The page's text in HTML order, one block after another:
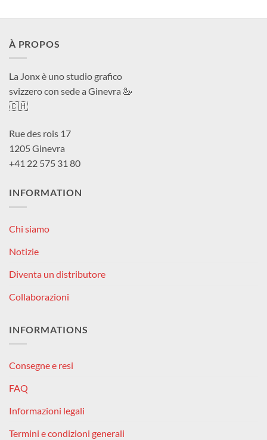
À PROPOS
La Jonx è uno studio grafico
svizzero con sede a Ginevra 🦢
🇨🇭
Rue des rois 17
1205 Ginevra
+41 22 575 31 80
INFORMATION
Chi siamo
Notizie
Diventa un distributore
Collaborazioni
INFORMATIONS
Consegne e resi
FAQ
Informazioni legali
Termini e condizioni generali